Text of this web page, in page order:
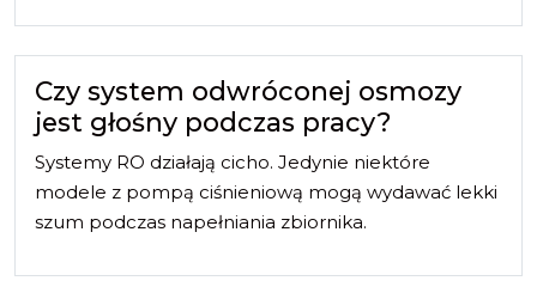
Czy system odwróconej osmozy
jest głośny podczas pracy?
Systemy RO działają cicho. Jedynie niektóre
modele z pompą ciśnieniową mogą wydawać lekki
szum podczas napełniania zbiornika.